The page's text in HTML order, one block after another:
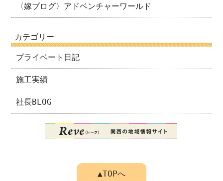
〈嫁ブログ〉アドベンチャーワールド
カテゴリー
プライベート日記
施工実績
社長BLOG
▲TOPへ